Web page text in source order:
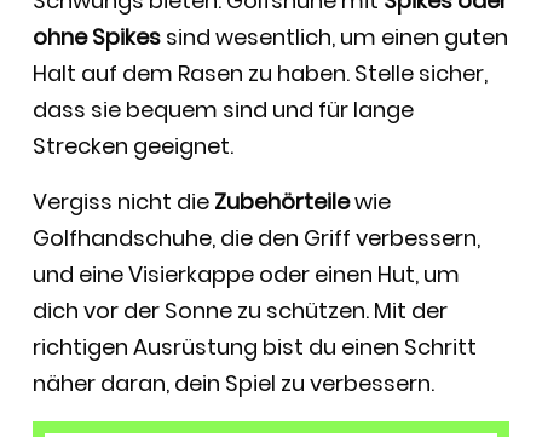
ohne Spikes sind wesentlich, um einen guten
Halt auf dem Rasen zu haben. Stelle sicher,
dass sie bequem sind und für lange
Strecken geeignet.
Vergiss nicht die Zubehörteilewie
Golfhandschuhe, die den Griff verbessern,
und eine Visierkappe oder einen Hut, um
dich vor der Sonne zu schützen. Mit der
richtigen Ausrüstung bist du einen Schritt
näher daran, dein Spiel zu verbessern.